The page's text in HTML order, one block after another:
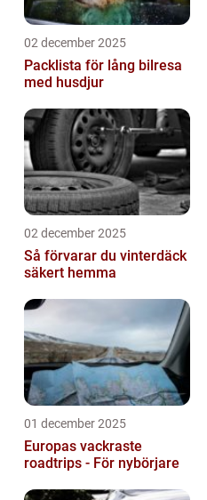
02 december 2025
Packlista för lång bilresa
med husdjur
02 december 2025
Så förvarar du vinterdäck
säkert hemma
01 december 2025
Europas vackraste
roadtrips - För nybörjare